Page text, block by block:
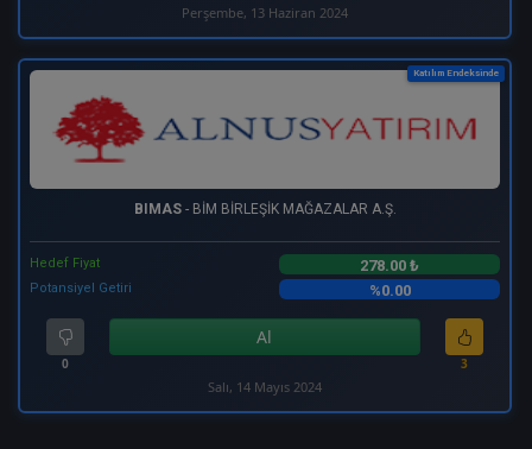
Perşembe, 13 Haziran 2024
Katılım Endeksinde
BIMAS- BİM BİRLEŞİK MAĞAZALAR A.Ş.
Hedef Fiyat 278.00 ₺
Potansiyel Getiri %0.00
0
Al
3
Salı, 14 Mayıs 2024